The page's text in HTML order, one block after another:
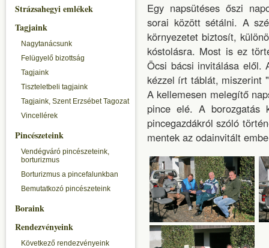
Strázsahegyi emlékek
Tagjaink
Nagytanácsunk
Felügyelő bizottság
Tagjaink
Tiszteletbeli tagjaink
Tagjaink, Szent Erzsébet Tagozat
Vincellérek
Pincészeteink
Vendégváró pincészeteink,
borturizmus
Borturizmus a pincefalunkban
Bemutatkozó pincészeteink
Boraink
Rendezvényeink
Következő rendezvényeink
Egy napsütéses őszi
sorai között sétálni. A
környezetet biztosít,
kóstolásra. Most is ez
Öcsi bácsi invitálása elől.
kézzel írt táblát, miszerint
A kellemesen melegítő
pince elé. A borozgatás
pincegazdákról szóló
mentek az odainvitált